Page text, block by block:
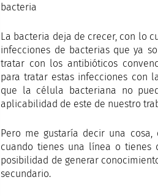
bacteria
La bacteria deja de crecer, con lo
infecciones de bacterias que ya
tratar con los antibióticos
para tratar estas infecciones con
que la célula bacteriana no
aplicabilidad de este de nuestro
Pero me gustaría decir una cosa,
cuando tienes una línea o tienes
posibilidad de generar
secundario.